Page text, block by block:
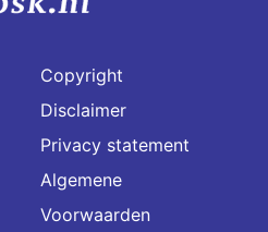
Copyright
Disclaimer
Privacy statement
Algemene
Voorwaarden